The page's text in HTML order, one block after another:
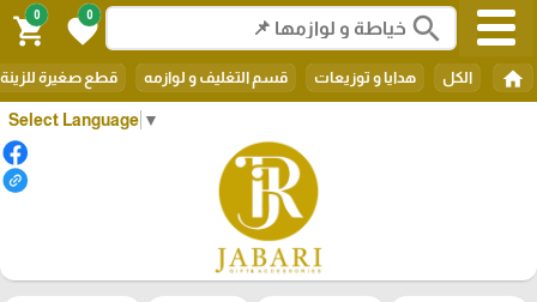
Select Language ▼
search
0
favorite
0
shopping_cart
home الكل هدايا و توزيعات قسم التغليف و لوازمه قطع صغيرة للزينة